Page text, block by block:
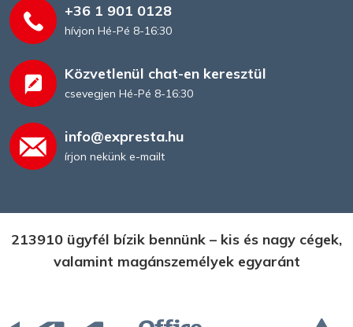
+36 1 901 0128
hívjon Hé-Pé 8-16:30
Közvetlenül chat-en keresztül
csevegjen Hé-Pé 8-16:30
info@expresta.hu
írjon nekünk e-mailt
213910 ügyfél bízik bennünk – kis és nagy cégek,
valamint magánszemélyek egyaránt